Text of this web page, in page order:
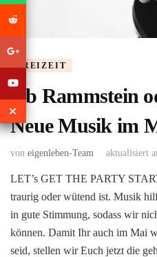
FREIZEIT
Ob Rammstein
Neue Musik im
von eigenleben-Team aktualisiert
LET’s GET THE PARTY
traurig oder wütend ist. Musik
in gute Stimmung, sodass wir
können. Damit Ihr auch im Mai
seid, stellen wir Euch jetzt die